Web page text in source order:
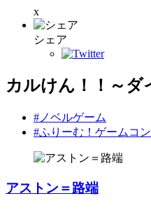
x
シェア
カルけん！！～ダ
#ノベルゲーム
#ふりーむ！ゲームコ
アストン＝路端